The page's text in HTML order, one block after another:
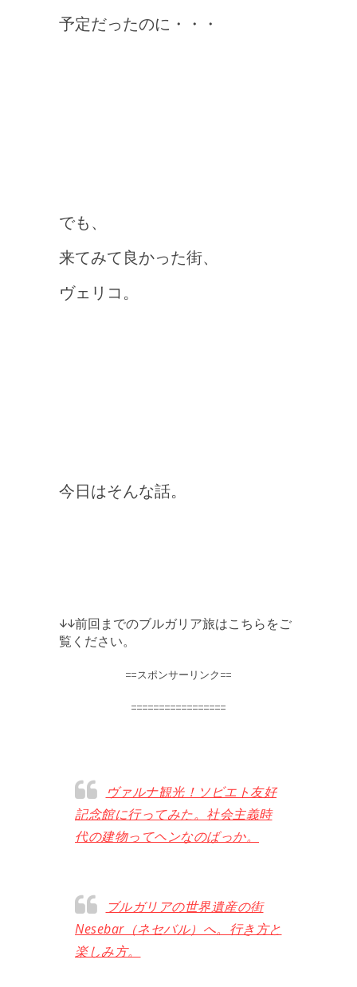
予定だったのに・・・
でも、
来てみて良かった街、
ヴェリコ。
今日はそんな話。
↓↓前回までのブルガリア旅はこちらをご
覧ください。
==スポンサーリンク==
=================
ヴァルナ観光！ソビエト友好
記念館に行ってみた。社会主義時
代の建物ってヘンなのばっか。
ブルガリアの世界遺産の街
Nesebar（ネセバル）へ。行き方と
楽しみ方。